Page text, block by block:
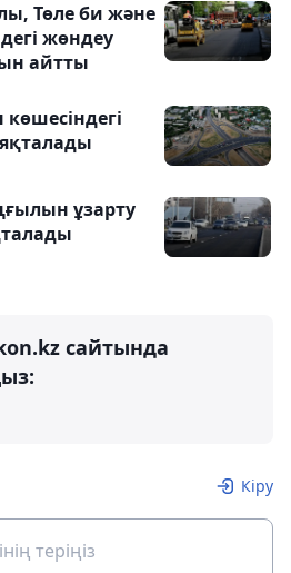
Төле би және
жөндеу
айтты
ұзарту
сайтында
Кіру